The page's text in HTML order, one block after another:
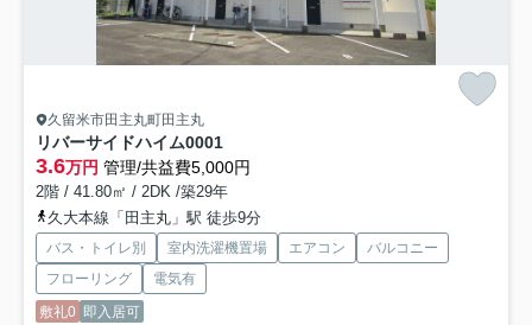
久留米市田主丸町田主丸
リバーサイドハイム0001
3.6万円 管理/共益費5,000円
2階 / 41.80㎡ / 2DK /築29年
久大本線「田主丸」駅 徒歩9分
バス・トイレ別 室内洗濯機置場 エアコン
バルコニー
フローリング
電気有
敷礼0 即入居可